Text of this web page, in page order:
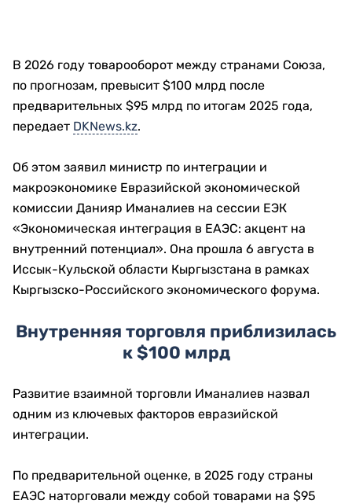
В 2026 году товарооборот между странами Союза,
по прогнозам, превысит $100 млрд после
предварительных $95 млрд по итогам 2025 года,
передает DKNews.kz.
Об этом заявил министр по интеграции и
макроэкономике Евразийской экономической
комиссии Данияр Иманалиев на сессии ЕЭК
«Экономическая интеграция в ЕАЭС: акцент на
внутренний потенциал». Она прошла 6 августа в
Иссык-Кульской области Кыргызстана в рамках
Кыргызско-Российского экономического форума.
Внутренняя торговля приблизилась
к $100 млрд
Развитие взаимной торговли Иманалиев назвал
одним из ключевых факторов евразийской
интеграции.
По предварительной оценке, в 2025 году страны
ЕАЭС наторговали между собой товарами на $95